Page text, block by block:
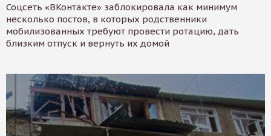
Соцсеть «ВКонтакте» заблокировала как минимум
несколько постов, в которых родственники
мобилизованных требуют провести ротацию, дать
близким отпуск и вернуть их домой